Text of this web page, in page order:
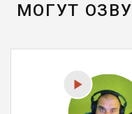
МОГУТ